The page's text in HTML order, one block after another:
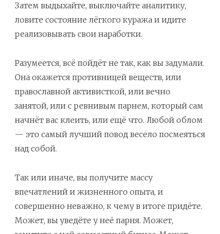
Затем выдыхайте, выключайте аналитику,
ловите состояние лёгкого куража и идите
реализовывать свои наработки.
Разумеется, всё пойдёт не так, как вы задумали.
Она окажется противницей веществ, или
православной активисткой, или вечно
занятой, или с ревнивым парнем, который сам
начнёт вас клеить, или ещё что. Любой облом
— это самый лучший повод весело посмеяться
над собой.
Так или иначе, вы получите массу
впечатлений и жизненного опыта, и
совершенно неважно, к чему в итоге придёте.
Может, вы уведёте у неё парня. Может,